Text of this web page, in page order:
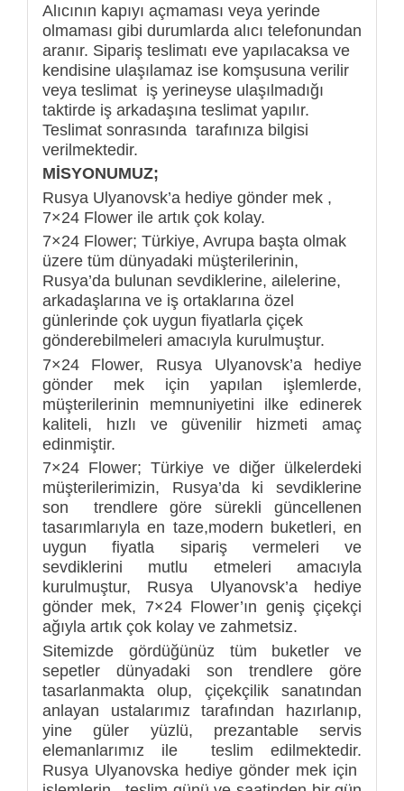
Alıcının kapıyı açmaması veya yerinde
olmaması gibi durumlarda alıcı telefonundan
aranır. Sipariş teslimatı eve yapılacaksa ve
kendisine ulaşılamaz ise komşusuna verilir
veya teslimat iş yerineyse ulaşılmadığı
taktirde iş arkadaşına teslimat yapılır.
Teslimat sonrasında tarafınıza bilgisi
verilmektedir.
MİSYONUMUZ;
Rusya Ulyanovsk’a hediye gönder mek ,
7×24 Flower ile artık çok kolay.
7×24 Flower; Türkiye, Avrupa başta olmak
üzere tüm dünyadaki müşterilerinin,
Rusya’da bulunan sevdiklerine, ailelerine,
arkadaşlarına ve iş ortaklarına özel
günlerinde çok uygun fiyatlarla çiçek
gönderebilmeleri amacıyla kurulmuştur.
7×24 Flower, Rusya Ulyanovsk’a hediye
gönder mek için yapılan işlemlerde,
müşterilerinin memnuniyetini ilke edinerek
kaliteli, hızlı ve güvenilir hizmeti amaç
edinmiştir.
7×24 Flower; Türkiye ve diğer ülkelerdeki
müşterilerimizin, Rusya’da ki sevdiklerine
son trendlere göre sürekli güncellenen
tasarımlarıyla en taze,modern buketleri, en
uygun fiyatla sipariş vermeleri ve
sevdiklerini mutlu etmeleri amacıyla
kurulmuştur, Rusya Ulyanovsk’a hediye
gönder mek, 7×24 Flower’ın geniş çiçekçi
ağıyla artık çok kolay ve zahmetsiz.
Sitemizde gördüğünüz tüm buketler ve
sepetler dünyadaki son trendlere göre
tasarlanmakta olup, çiçekçilik sanatından
anlayan ustalarımız tarafından hazırlanıp,
yine güler yüzlü, prezantable servis
elemanlarımız ile teslim edilmektedir.
Rusya Ulyanovska hediye gönder mek için